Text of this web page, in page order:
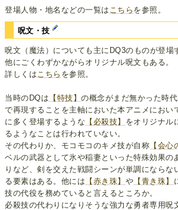
登場人物・地名などの一覧は こちら を参照。
呪文・技
呪文（魔法）についても主にDQ3のものが登場
他にごくわずかながらオリジナル呪文もある。
詳しくは こちら を参照。
当時のDQは 【特技】の概念がまだ無かった時
で再現することを主軸においた本アニメにおい
に多く登場するような 【必殺技】 をオリジナル
るようなことは行われていない。
その代わりか、モコモコのキメ技が自称 【会心
ベルの武器として氷や稲妻といった特殊効果の
りなど、剣を交えた戦闘シーンが単調にならな
る要素はある。他には 【赤き珠】 や 【青き珠】
技の代役を務めていると言えるところか。
必殺技の代わりになりそうな強力な勇者専用呪